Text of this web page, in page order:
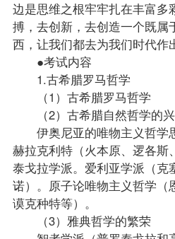
边是思维之根牢牢扎在丰富多
搏，去创新，去创造一个既属
西，让我们都去为我们时代作
●考试内容
1.古希腊罗马哲学
（1）古希腊罗马哲学
（2）古希腊自然哲学的
伊奥尼亚的唯物主义哲学思
赫拉克利特（火本原、逻各斯
泰戈拉学派。爱利亚学派（克
诺）。原子论唯物主义哲学（
谟克种特等）。
（3）雅典哲学的繁荣